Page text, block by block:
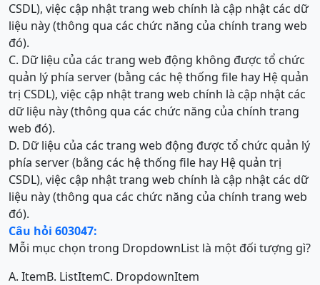
CSDL), việc cập nhật trang web chính là cập nhật các dữ
liệu này (thông qua các chức năng của chính trang web
đó).
C. Dữ liệu của các trang web động không được tổ chức
quản lý phía server (bằng các hệ thống file hay Hệ quản
trị CSDL), việc cập nhật trang web chính là cập nhật các
dữ liệu này (thông qua các chức năng của chính trang
web đó).
D. Dữ liệu của các trang web động được tổ chức quản lý
phía server (bằng các hệ thống file hay Hệ quản trị
CSDL), việc cập nhật trang web chính là cập nhật các dữ
liệu này (thông qua các chức năng của chính trang web
đó).
Câu hỏi 603047:
Mỗi mục chọn trong DropdownList là một đối tượng gì?
A. ItemB. ListItemC. DropdownItem